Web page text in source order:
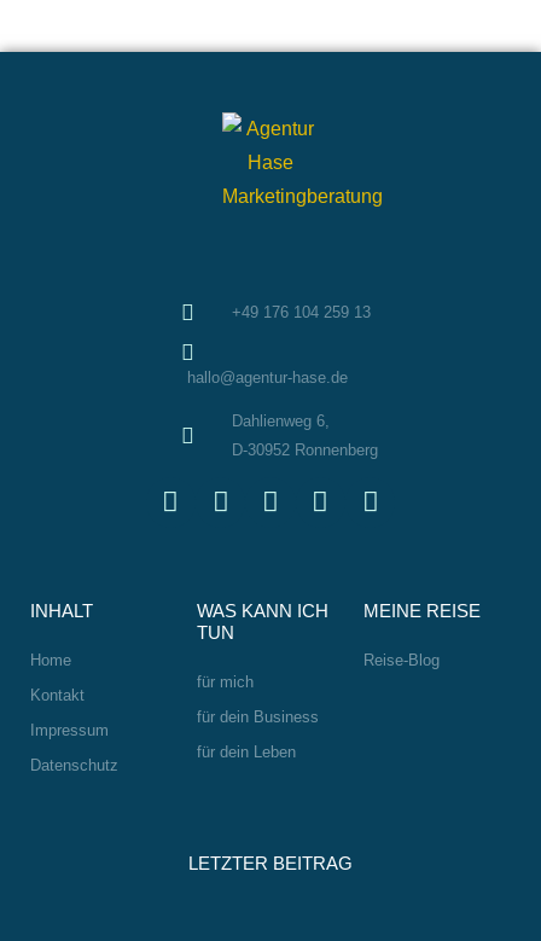
+49 176 104 259 13
hallo@agentur-hase.de
Dahlienweg 6,
D-30952 Ronnenberg
L
i
W
h
s
a
p
I
n
a
m
F
a
b
S
m
e
w
INHALT
Home
Kontakt
Impressum
Datenschutz
WAS KANN ICH
TUN
für mich
für dein Business
für dein Leben
MEINE REISE
Reise-Blog
LETZTER BEITRAG